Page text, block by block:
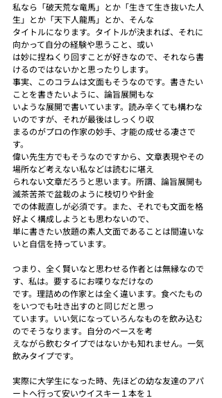
私なら「破天荒な竜馬」とか「生きて生き抜いた人
生」とか「天下人龍馬」とか、そんな
タイトルになります。タイトルが決まれば、それに
向かって自分の経験や思うこと、或い
は妙に捏ねくり回すことが好きなので、それなら書
けるのではないかと思ったりします。
事実、このコラムは文面もそうなのです。書きたい
ことを書きたいように、論旨展開もな
いような展開で書いています。読み辛くても構わな
いのですが、それが最後はしっくり収
まるのがプロの作家の妙手、才能の成せる凄さで
す。
偉い先生方でもそうなのですから、文章表現やその
場所など考えない私などは読むに堪え
られない文章だろうと思います。所謂、論旨展開も
滅茶苦茶で盆栽のように枝切りや針金
での体裁直しが必須です。また、それでも文面を格
好よく構成しようとも思わないので、
単に書きたい放題の素人文面であることは間違いな
いと自信を持っています。
つまり、全く賢いなと思わせる作者とは無縁なので
す、私は。要するにお喋りなだけなの
です。理詰めの作家とは全く違います。食べたもの
をいつでも吐き出すのと同じだと思っ
ています。いい気になっていろんなものを飲み込む
のでそうなります。自分のペースを考
えながら飲むタイプではないかも知れません。一気
飲みタイプです。
実際に大学生になった時、先ほどの幼な友達のアパ
ートへ行って安いウイスキー１本を１